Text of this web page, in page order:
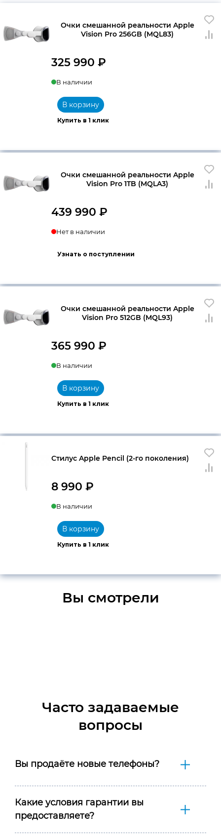
Очки смешанной реальности Apple
Vision Pro 256GB (MQL83)
325 990 ₽
В наличии
Купить в 1 клик
В корзину
Очки смешанной реальности Apple
Vision Pro 1TB (MQLA3)
439 990 ₽
Нет в наличии
Узнать о поступлении
Очки смешанной реальности Apple
Vision Pro 512GB (MQL93)
365 990 ₽
В наличии
Купить в 1 клик
В корзину
Стилус Apple Pencil (2-го поколения)
8 990 ₽
В наличии
Купить в 1 клик
В корзину
Вы смотрели
Часто задаваемые
вопросы
Вы продаёте новые телефоны?
Какие условия гарантии вы
предоставляете?